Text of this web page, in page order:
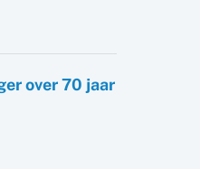
over 70 jaar